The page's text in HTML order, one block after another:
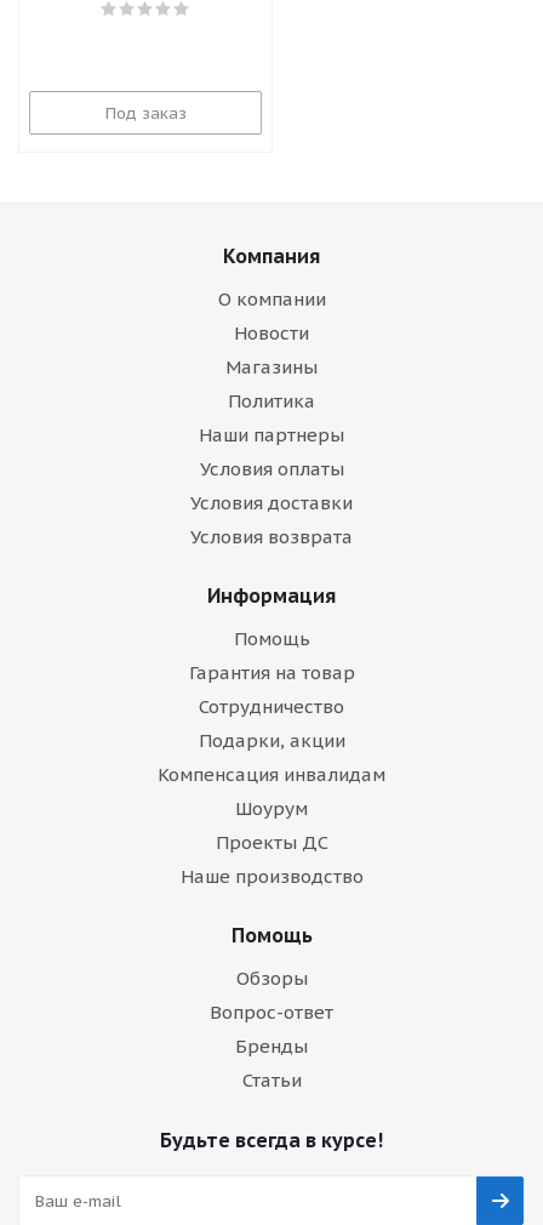
Под заказ
Компания
О компании
Новости
Магазины
Политика
Наши партнеры
Условия оплаты
Условия доставки
Условия возврата
Информация
Помощь
Гарантия на товар
Сотрудничество
Подарки, акции
Компенсация инвалидам
Шоурум
Проекты ДС
Наше производство
Помощь
Обзоры
Вопрос-ответ
Бренды
Статьи
Будьте всегда в курсе!